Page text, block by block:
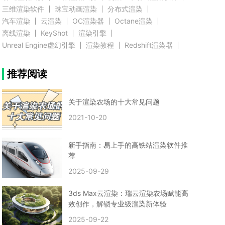
三维渲染软件
珠宝动画渲染
分布式渲染
汽车渲染
云渲染 OC渲染器
Octane渲染
离线渲染
KeyShot
渲染引擎
Unreal Engine虚幻引擎
渲染教程
Redshift渲染器
推荐阅读
3D模型教程
云渲染农场使用教程
渲染图黑色
云渲染农场价格
建筑效果图渲染
渲染速度慢
贴图教程
CG角色制作心得
动画渲染 在线渲染
渲染技巧
雕刻3D模型
Blender云端渲染
maya渲染 CG动画
动画制作
Blender
CG渲染 渲染农场
3dmax云端渲染
渲染图
CG原画
clarisse教程
拟真人物制作 实时渲染
视觉效果
视觉特效
特效 VRay制作案例
VFX案例
手动渲染农场
云渲染小课堂
推荐阅读
关于渲染农场的十大常见问题
2021-10-20
新手指南：易上手的高铁站渲染软件推
荐
2025-09-29
3ds Max云渲染：瑞云渲染农场赋能高
效创作，解锁专业级渲染新体验
2025-09-22